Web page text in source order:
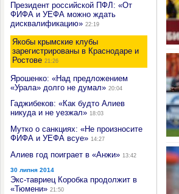
Президент российской ПФЛ: «От
ФИФА и УЕФА можно ждать
дисквалификацию» 22:19
Якобы крымские клубы
зарегистрированы в Краснодаре и
Ростове 21:26
Ярошенко: «Над предложением
«Урала» долго не думал» 20:04
Гаджибеков: «Как будто Алиев
никуда и не уезжал» 18:03
Мутко о санкциях: «Не произносите
ФИФА и УЕФА всуе» 14:27
Алиев год поиграет в «Анжи» 13:42
30 липня 2014
Экс-тавриец Коробка продолжит в
«Тюмени» 21:50